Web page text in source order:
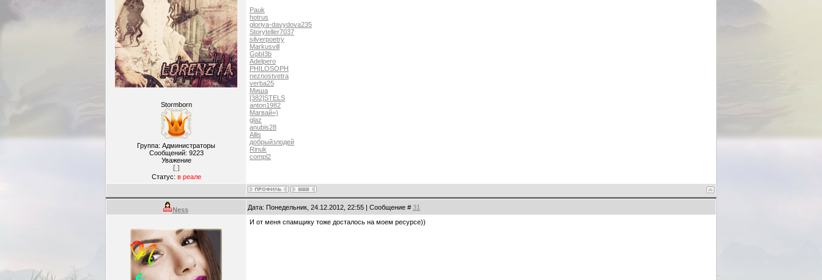
Stormborn
Группа: Администраторы
Сообщений: 9223
Уважение
[ ]
Статус: в реале
Pauk
hotrus
gloriya-davydova235
Storyteller7037
silverpoetry
Markusvill
GpbI3b
Adelpero
PHILOSOPH
neznostvetra
verba25
Миша
[382]STELS
anton1982
Магвай=)
glaz
anubis28
Allis
добрыйзлодей
Rinuk
compl2
Ness Дата: Понедельник, 24.12.2012, 22:55 | Сообщение # 31
И от меня спамщику тоже досталось на моем ресурсе))